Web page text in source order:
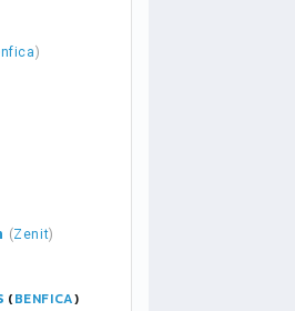
)
(Zenit)
(BENFICA)